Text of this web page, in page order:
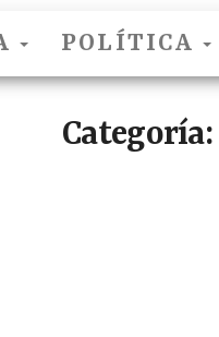
POLÍTICA
Categoría: